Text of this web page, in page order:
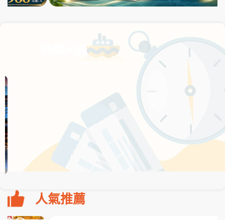
熱銷天團
人氣推薦